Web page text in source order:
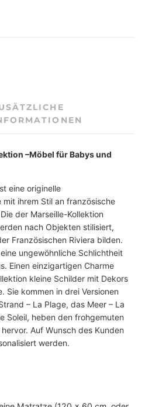
–Möbel für Babys und
eine originelle
ihrem Stil an französische
der Marseille-Kollektion
nach Objekten stilisiert,
Französischen Riviera bilden.
ungewöhnliche Schlichtheit
Einen einzigartigen Charme
kleine Schilder mit Dekors
Sie kommen in drei Versionen
– La Plage, das Meer – La
Soleil, heben den frohgemuten
Auf Wunsch des Kunden
werden.